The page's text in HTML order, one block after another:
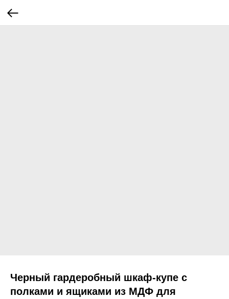
Черный гардеробный шкаф-купе с
полками и ящиками из МДФ для